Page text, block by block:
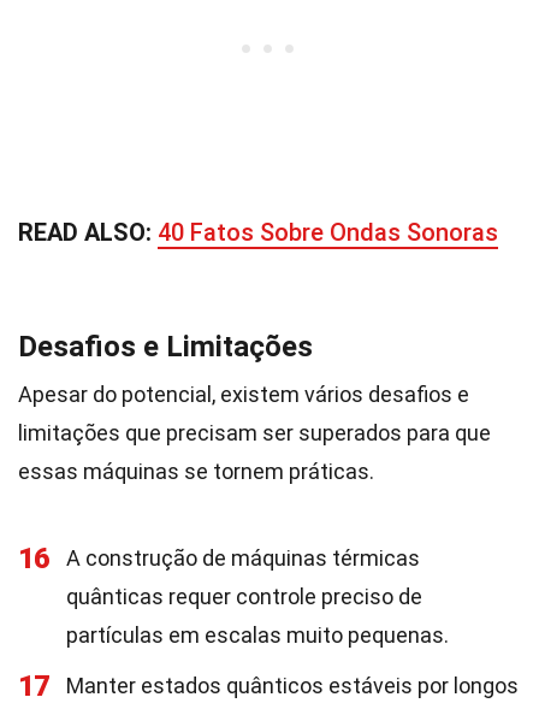
READ ALSO: 40 Fatos Sobre Ondas Sonoras
Desafios e Limitações
Apesar do potencial, existem vários desafios e
limitações que precisam ser superados para que
essas máquinas se tornem práticas.
16
A construção de máquinas térmicas
quânticas requer controle preciso de
partículas em escalas muito pequenas.
17
Manter estados quânticos estáveis por longos